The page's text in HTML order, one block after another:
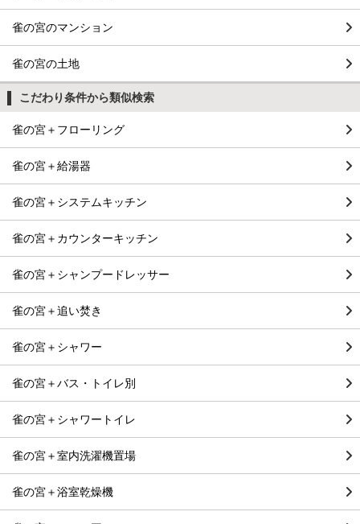
雀の宮のマンション
雀の宮の土地
こだわり条件から類似検索
雀の宮＋フローリング
雀の宮＋給湯器
雀の宮＋システムキッチン
雀の宮＋カウンターキッチン
雀の宮＋シャンプードレッサー
雀の宮＋追い焚き
雀の宮＋シャワー
雀の宮＋バス・トイレ別
雀の宮＋シャワートイレ
雀の宮＋室内洗濯機置場
雀の宮＋浴室乾燥機